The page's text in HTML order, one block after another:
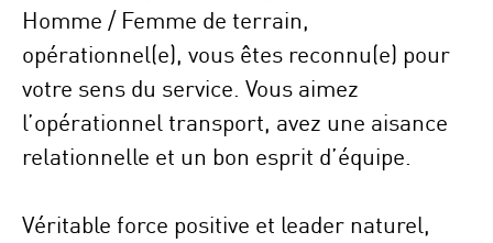
Homme / Femme de terrain,
opérationnel(e), vous êtes reconnu(e) pour
votre sens du service. Vous aimez
l’opérationnel transport, avez une aisance
relationnelle et un bon esprit d’équipe.
Véritable force positive et leader naturel,